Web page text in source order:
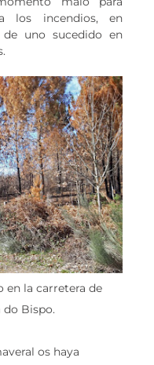
los incendios, en
uno sucedido en
en la carretera de
do Bispo.
os haya